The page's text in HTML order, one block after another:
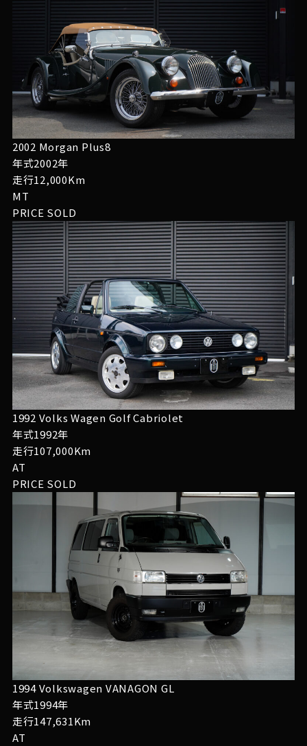
2002 Morgan Plus8
年式2002年
走行12,000Km
MT
PRICE SOLD
1992 Volks Wagen Golf Cabriolet
年式1992年
走行107,000Km
AT
PRICE SOLD
1994 Volkswagen VANAGON GL
年式1994年
走行147,631Km
AT